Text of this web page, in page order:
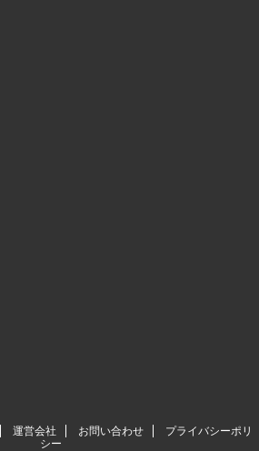
運営会社 お問い合わせ
プライバシーポリ
シー